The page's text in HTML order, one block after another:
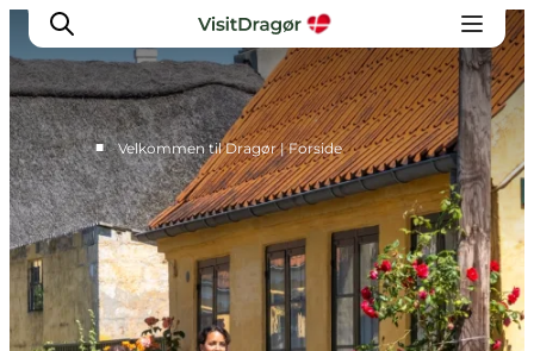
Oplev
Kultur & Historie
Byliv & Mad
Natur & Friluftsliv
For børn
■ Velkommen til Dragør | Forside